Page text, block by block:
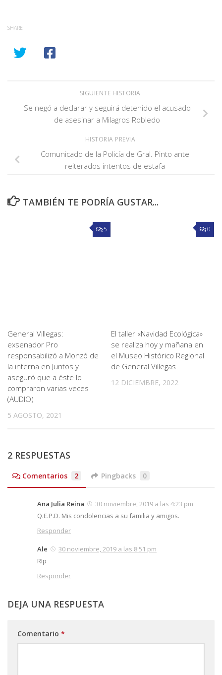
SHARE
SIGUIENTE HISTORIA
Se negó a declarar y seguirá detenido el acusado
de asesinar a Milagros Robledo
HISTORIA PREVIA
Comunicado de la Policía de Gral. Pinto ante
reiterados intentos de estafa
TAMBIÉN TE PODRÍA GUSTAR...
5
General Villegas:
exsenador Pro
responsabilizó a Monzó de
la interna en Juntos y
aseguró que a éste lo
compraron varias veces
(AUDIO)
5 AGOSTO, 2021
0
El taller «Navidad Ecológica»
se realiza hoy y mañana en
el Museo Histórico Regional
de General Villegas
12 DICIEMBRE, 2022
2 RESPUESTAS
Comentarios 2 Pingbacks 0
Ana Julia Reina
30 noviembre, 2019 a las 4:23 pm
Q.E.P.D. Mis condolencias a su familia y amigos.
Responder
Ale
30 noviembre, 2019 a las 8:51 pm
RIp
Responder
DEJA UNA RESPUESTA
Comentario *